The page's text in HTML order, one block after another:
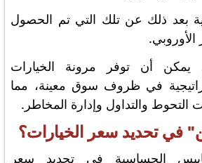
بعد ذلك عن تلك التي تم الحصول
الأوروبي.
يمكن أن توفر مرونة الخيارات
في ظروف سوق معينة، مما
التحوط والتداول وإدارة المخاطر.
في تحديد سعر الخيارات؟
الحساسية في تحديد سعر